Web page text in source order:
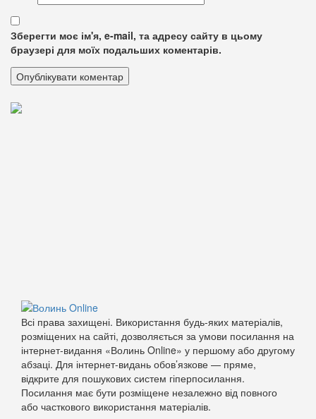
Зберегти моє ім'я, e-mail, та адресу сайту в цьому
браузері для моїх подальших коментарів.
Всі права захищені. Використання будь-яких матеріалів,
розміщених на сайті, дозволяється за умови посилання на
інтернет-видання «Волинь Online» у першому або другому
абзаці. Для інтернет-видань обов’язкове — пряме,
відкрите для пошукових систем гіперпосилання.
Посилання має бути розміщене незалежно від повного
або часткового використання матеріалів.